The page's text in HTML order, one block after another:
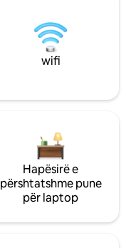
wifi
Hapësirë e
përshtatshme pune
për laptop